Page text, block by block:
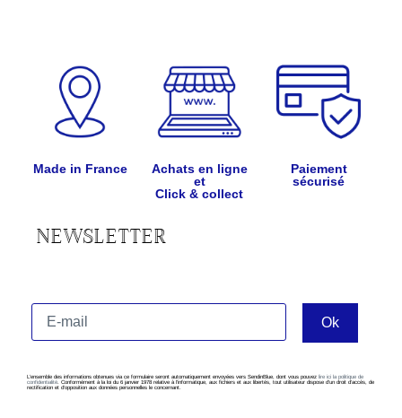
Made in France
Achats en ligne
et
Click & collect
Paiement
sécurisé
NEWSLETTER
L’ensemble des informations obtenues via ce formulaire seront automatiquement envoyées vers SendinBlue, dont vous pouvez lire ici la politique de
confidentialité . Conformément à la loi du 6 janvier 1978 relative à l’informatique, aux fichiers et aux libertés, tout utilisateur dispose d’un droit d’accès, de
rectification et d’opposition aux données personnelles le concernant.